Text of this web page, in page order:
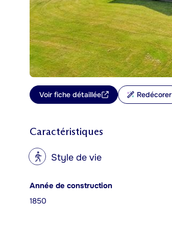
Voir fiche détaillée Redécorer
Caractéristiques
? Style de vie
Année de construction
1850